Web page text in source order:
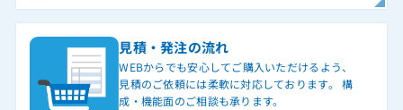
見積・発注の流れ
WEBからでも安心してご購入いただけるよう、
見積のご依頼には柔軟に対応しております。 構
成・機能面のご相談も承ります。